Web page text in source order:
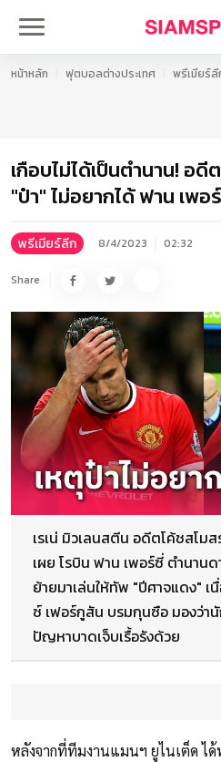
หน้าหลัก ฟุตบอลต่างประเทศ พรีเมียร์ลี
เกือบไม่ได้เป็นตำนาน! อ
"ป๋า" ไม่อยากได้ ฟาน เพอ
พรีเมียร์ลีก 8/4/2023 02:32
Share
เรเน่ มิวเลนสตีน อดีตโค้ชสโม
เผย โรบิน ฟาน เพอร์ซี่ ตำนาน
ย้ายมาเล่นให้ทัพ "ปีศาจแดง" เ
ซ์ เฟอร์กูสัน บรมกุนซือ มองว่านั
ปัญหาบาดเจ็บเรื้อรังด้วย
หลังจากที่ทีมงานแมนฯ ยูไนเต็ด ไ